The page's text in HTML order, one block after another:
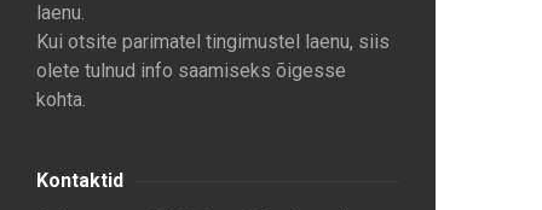
laenu.
Kui otsite parimatel tingimustel laenu, siis
olete tulnud info saamiseks õigesse
kohta.
Kontaktid